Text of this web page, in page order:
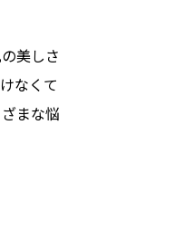
美しさ
なくて
まな悩